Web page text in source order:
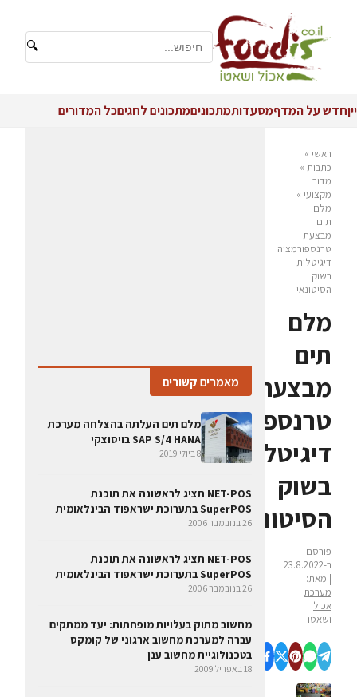
🔍
ייןחדש על המדףמסעדותמתכוניםמתכונים לחגיםכל המדורים
ראשי »
כתבות »
מדור
מקצועי »
מלם
תים
מבצעת
טרנספורמציה
דיגיטלית
בשוק
הסיטונאי
מלם
תים
מבצעת
טרנספורמציה
דיגיטלית
בשוק
הסיטונאי
פורסם
ב-23.8.2022
| מאת:
מערכת
אכול
ושאטו
מאמרים קשורים
מלם תים העלתה בהצלחה מערכת
SAP S/4 HANA בויסוצקי
8 ביולי 2019
NET-POS תציג לראשונה את תוכנת
SuperPOS בתערוכת ישראפוד הבינלאומית
26 בנובמבר 2006
NET-POS תציג לראשונה את תוכנת
SuperPOS בתערוכת ישראפוד הבינלאומית
26 בנובמבר 2006
מחשוב מתוק בעלויות מופחתות: יעד ממתקים
עברה למערכת מחשוב ארגוני של קומקס
בטכנולוגיית מחשוב ענן
18 באפריל 2009